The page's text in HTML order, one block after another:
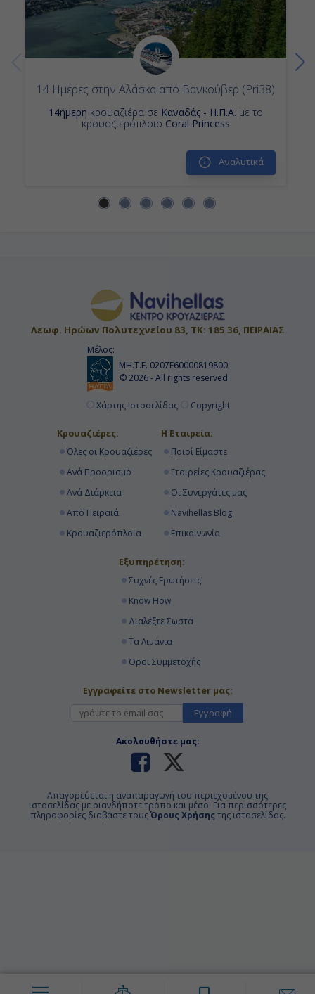
14 Ημέρες στην Αλάσκα από Βανκούβερ (Pri38)
14ήμερη κρουαζιέρα σε Καναδάς - Η.Π.Α. με το
κρουαζιερόπλοιο Coral Princess
Αναλυτικά
Λεωφ. Ηρώων Πολυτεχνείου 83, ΤΚ: 185 36, ΠΕΙΡΑΙΑΣ
Μέλος:
ΜΗ.Τ.Ε. 0207Ε60000819800
© 2026 - All rights reserved
Χάρτης Ιστοσελίδας Copyright
Κρουαζιέρες:
Όλες οι Κρουαζιέρες
Ανά Προορισμό
Ανά Διάρκεια
Από Πειραιά
Κρουαζιερόπλοια
Η Εταιρεία:
Ποιοί Είμαστε
Εταιρείες Κρουαζιέρας
Οι Συνεργάτες μας
Navihellas Blog
Επικοινωνία
Εξυπηρέτηση:
Συχνές Ερωτήσεις!
Know How
Διαλέξτε Σωστά
Τα Λιμάνια
Όροι Συμμετοχής
Εγγραφείτε στο Newsletter μας:
Εγγραφή
Ακολουθήστε μας:
Απαγορεύεται η αναπαραγωγή του περιεχομένου της
ιστοσελίδας με οιανδήποτε τρόπο και μέσο. Για περισσότερες
πληροφορίες διαβάστε τουςΌρους Χρήσης της ιστοσελίδας.